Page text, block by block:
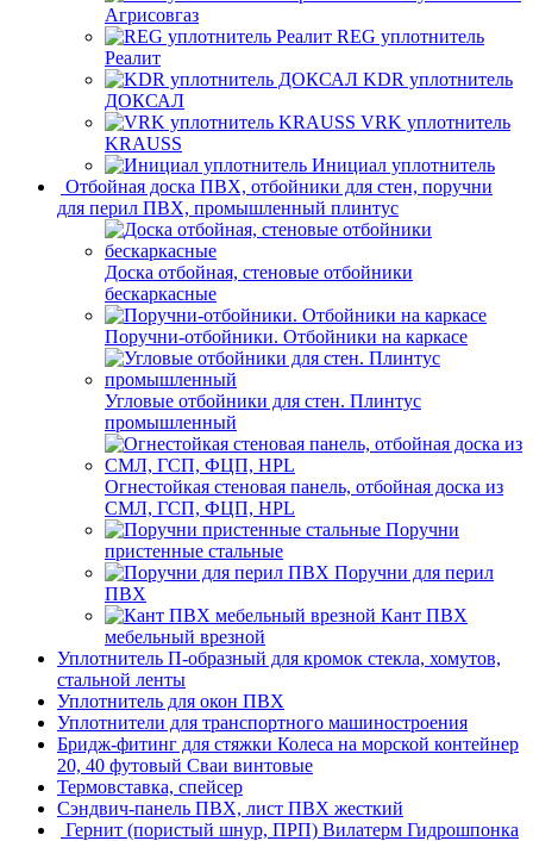
Агрисовгаз
REG уплотнитель
Реалит
KDR уплотнитель
ДОКСАЛ
VRK уплотнитель
KRAUSS
Инициал уплотнитель
Отбойная доска ПВХ, отбойники для стен, поручни
для перил ПВХ, промышленный плинтус
Доска отбойная, стеновые отбойники
бескаркасные
Поручни-отбойники. Отбойники на каркасе
Угловые отбойники для стен. Плинтус
промышленный
Огнестойкая стеновая панель, отбойная доска из
СМЛ, ГСП, ФЦП, HPL
Поручни
пристенные стальные
Поручни для перил
ПВХ
Кант ПВХ
мебельный врезной
Уплотнитель П-образный для кромок стекла, хомутов,
стальной ленты
Уплотнитель для окон ПВХ
Уплотнители для транспортного машиностроения
Бридж-фитинг для стяжки Колеса на морской контейнер
20, 40 футовый Сваи винтовые
Термовставка, спейсер
Сэндвич-панель ПВХ, лист ПВХ жесткий
Гернит (пористый шнур, ПРП) Вилатерм Гидрошпонка